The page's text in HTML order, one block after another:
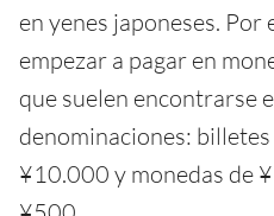
en yenes japoneses. Por
empezar a pagar en
que suelen encontrarse
denominaciones:
¥10.000 y monedas de